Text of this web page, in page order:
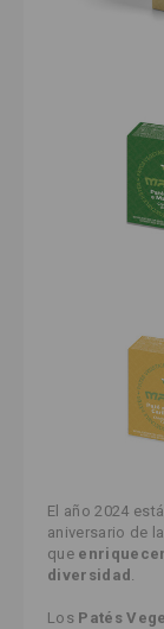
El año 2024
aniversario de
que
diversidad .
Los Patés